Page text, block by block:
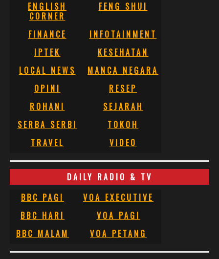
ENGLISH
CORNER
FENG SHUI
FINANCE
INFOTAINMENT
IPTEK
KESEHATAN
LOCAL NEWS
MANCA NEGARA
OPINI
RESEP
ROHANI
SEJARAH
SERBA SERBI
TOKOH
TRAVEL
VIDEO
DAILY RADIO & TV
BBC PAGI
VOA EXECUTIVE
BBC HARI
VOA PAGI
BBC MALAM
VOA PETANG